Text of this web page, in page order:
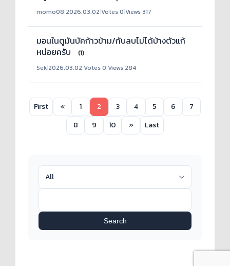
momo08|2026.03.02|Votes 0|Views 317
มอนในตูมันบัคก้าวข้าม/กับลบไม่ได้บ้างตัวแก้
หน่อยครับ
(1)
Sek|2026.03.02|Votes 0|Views 284
First « 1 2 3 4 5 6
7
8
9 10 » Last
Search